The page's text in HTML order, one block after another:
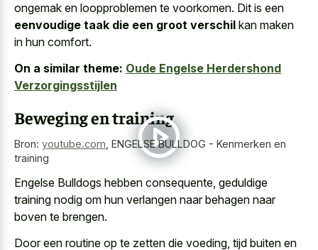
ongemak en loopproblemen te voorkomen. Dit is een
eenvoudige taak die een groot verschil kan maken
in hun comfort.
On a similar theme: Oude Engelse Herdershond
Verzorgingsstijlen
Beweging en training
Bron: youtube.com ENGELSE BULLDOG - Kenmerken en
training
Engelse Bulldogs hebben consequente, geduldige
training nodig om hun verlangen naar behagen naar
boven te brengen.
Door een routine op te zetten die voeding, tijd buiten en